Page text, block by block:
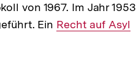
Link:
von 1967. Im Jahr 1953
Ein Interner
Recht auf Asyl